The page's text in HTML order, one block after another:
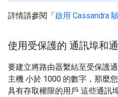
詳情請參閱「啟用 Cassandra
使用受保護的 通訊埠和
要建立將路由器繫結至受保護
主機 小於 1000 的數字，那麼
具有存取權限的用戶 這些通訊